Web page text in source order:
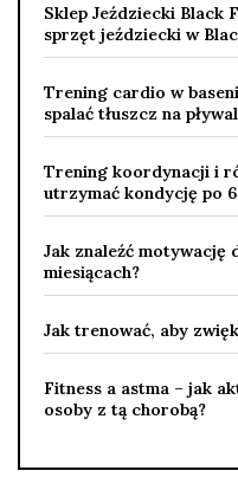
Sklep Jeździecki Black
sprzęt jeździecki w
Trening cardio w
spalać tłuszcz na
Trening koordynacji i
utrzymać kondycję po
Jak znaleźć motywację
miesiącach?
Jak trenować, aby
Fitness a astma – jak
osoby z tą chorobą?